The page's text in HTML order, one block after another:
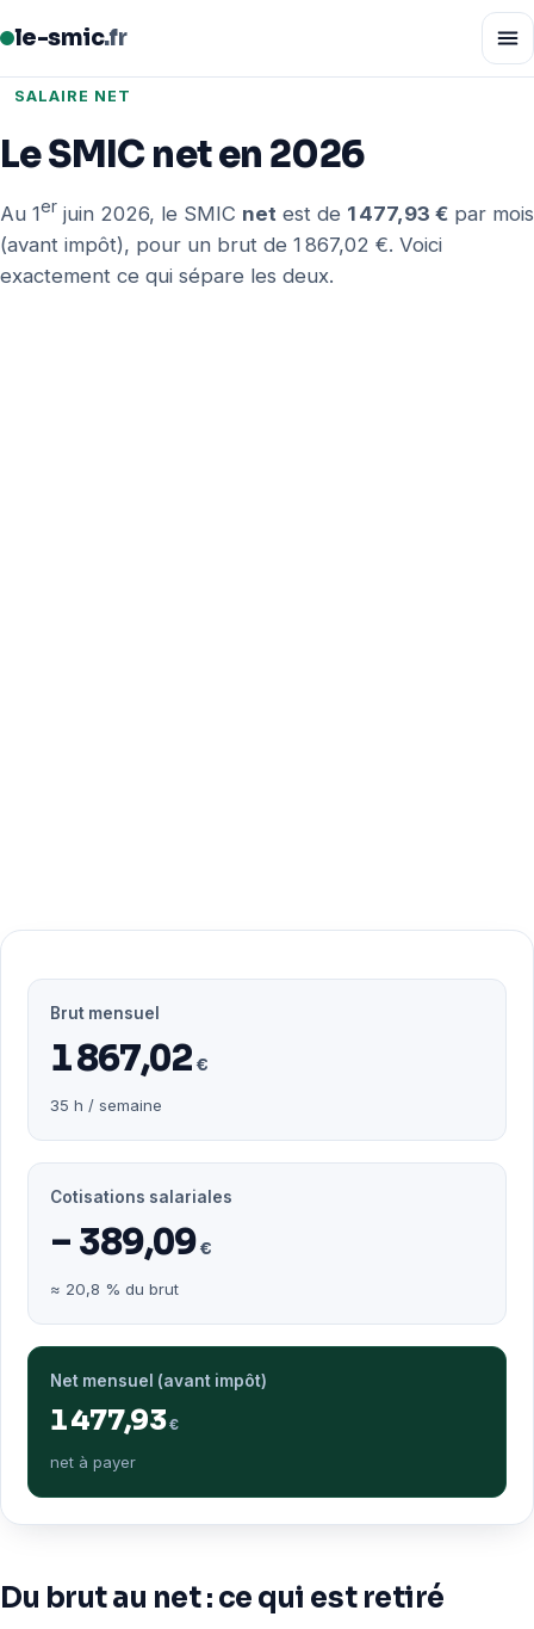
le-smic.fr
SALAIRE NET
Le SMIC net en 2026
Au 1er juin 2026, le SMIC net est de 1 477,93 € par mois
(avant impôt), pour un brut de 1 867,02 €. Voici
exactement ce qui sépare les deux.
Brut mensuel
1 867,02 €
35 h / semaine
Cotisations salariales
− 389,09€
≈ 20,8 % du brut
Net mensuel (avant impôt)
1 477,93€
net à payer
Du brut au net : ce qui est retiré